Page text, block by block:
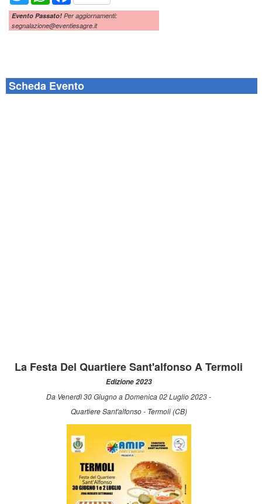
Evento Passato! Per aggiornamenti:
segnalazione@eventiesagre.it
Scheda Evento
La Festa Del Quartiere Sant'alfonso A Termoli
Edizione 2023
Da Venerdì 30 Giugno a Domenica 02 Luglio 2023 -
Quartiere Sant'alfonso - Termoli (CB)